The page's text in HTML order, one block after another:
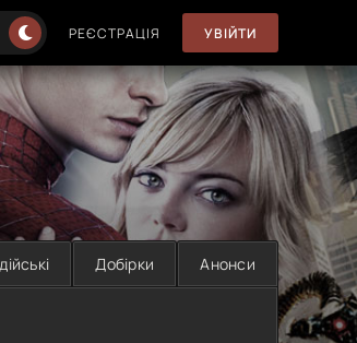
РЕЄСТРАЦІЯ УВІЙТИ
Добірки Анонси